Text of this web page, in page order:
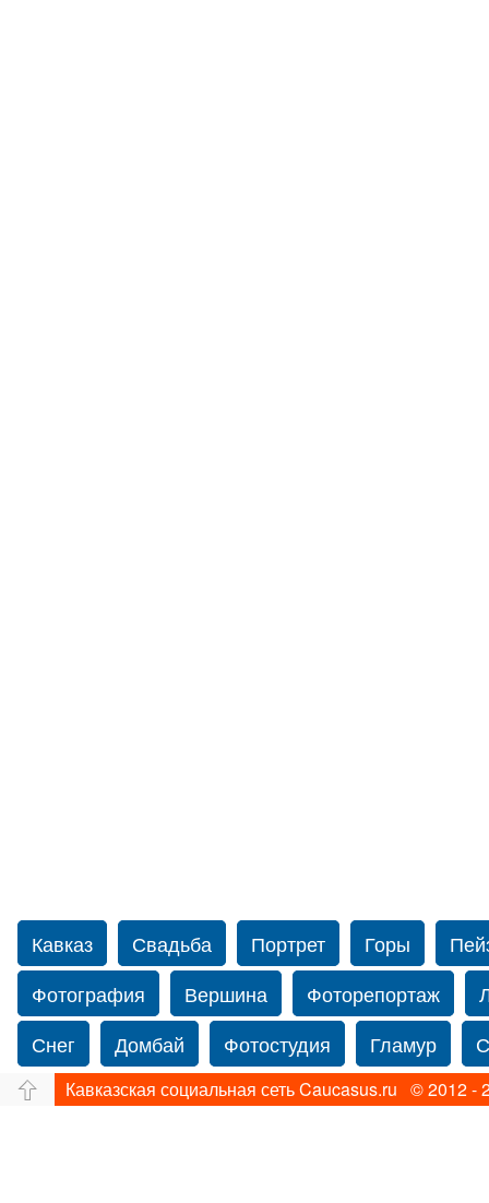
Кавказ Свадьба Портрет Горы
Фотография
Вершина Фоторепортаж
Снег
Домбай Фотостудия Гламур
Путешествие
Перевал Ущелье
Кавказская социальная сеть Caucasus.ru © 2012 -